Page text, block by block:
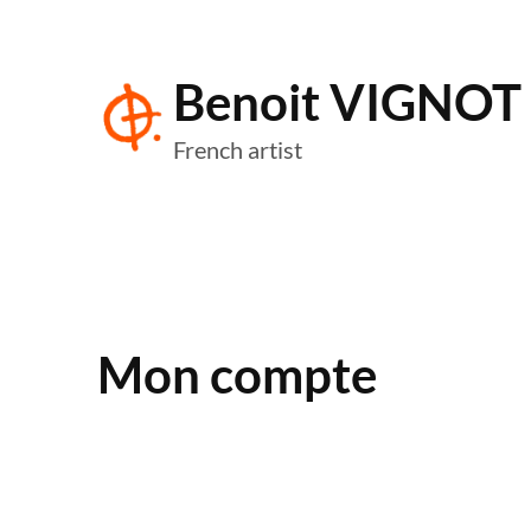
Benoit VIGNOT
French artist
Mon compte